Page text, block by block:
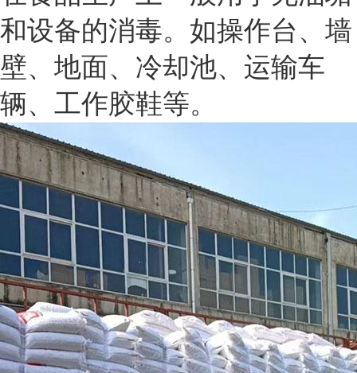
和设备的消毒。如操作台、墙
壁、地面、冷却池、运输车
辆、工作胶鞋等。